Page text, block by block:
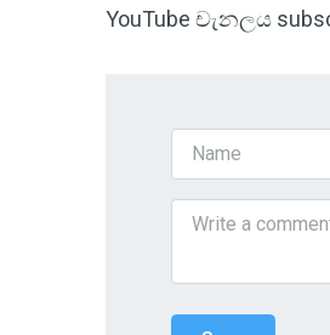
YouTube චැනලය